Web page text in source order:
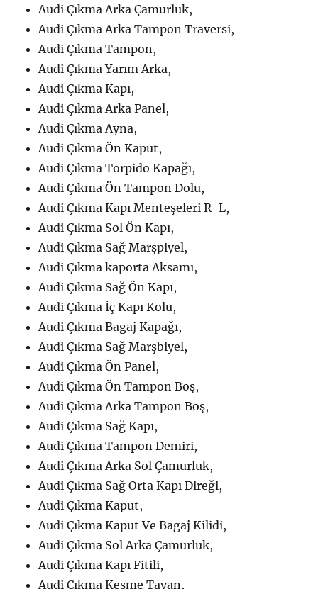
Audi Çıkma Arka Çamurluk,
Audi Çıkma Arka Tampon Traversi,
Audi Çıkma Tampon,
Audi Çıkma Yarım Arka,
Audi Çıkma Kapı,
Audi Çıkma Arka Panel,
Audi Çıkma Ayna,
Audi Çıkma Ön Kaput,
Audi Çıkma Torpido Kapağı,
Audi Çıkma Ön Tampon Dolu,
Audi Çıkma Kapı Menteşeleri R-L,
Audi Çıkma Sol Ön Kapı,
Audi Çıkma Sağ Marşpiyel,
Audi Çıkma kaporta Aksamı,
Audi Çıkma Sağ Ön Kapı,
Audi Çıkma İç Kapı Kolu,
Audi Çıkma Bagaj Kapağı,
Audi Çıkma Sağ Marşbiyel,
Audi Çıkma Ön Panel,
Audi Çıkma Ön Tampon Boş,
Audi Çıkma Arka Tampon Boş,
Audi Çıkma Sağ Kapı,
Audi Çıkma Tampon Demiri,
Audi Çıkma Arka Sol Çamurluk,
Audi Çıkma Sağ Orta Kapı Direği,
Audi Çıkma Kaput,
Audi Çıkma Kaput Ve Bagaj Kilidi,
Audi Çıkma Sol Arka Çamurluk,
Audi Çıkma Kapı Fitili,
Audi Çıkma Kesme Tavan,